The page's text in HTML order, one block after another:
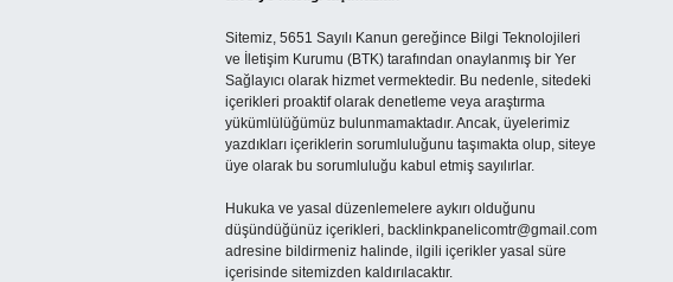
Sitemiz, 5651 Sayılı Kanun gereğince Bilgi Teknolojileri
ve İletişim Kurumu (BTK) tarafından onaylanmış bir Yer
Sağlayıcı olarak hizmet vermektedir. Bu nedenle, sitedeki
içerikleri proaktif olarak denetleme veya araştırma
yükümlülüğümüz bulunmamaktadır. Ancak, üyelerimiz
yazdıkları içeriklerin sorumluluğunu taşımakta olup, siteye
üye olarak bu sorumluluğu kabul etmiş sayılırlar.
Hukuka ve yasal düzenlemelere aykırı olduğunu
düşündüğünüz içerikleri, backlinkpanelicomtr@gmail.com
adresine bildirmeniz halinde, ilgili içerikler yasal süre
içerisinde sitemizden kaldırılacaktır.